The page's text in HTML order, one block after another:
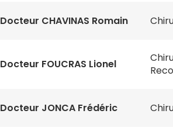
Docteur CHAVINAS Romain
Docteur FOUCRAS Lionel
Docteur JONCA Frédéric